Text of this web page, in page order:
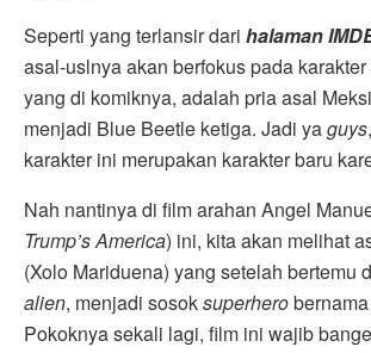
Seperti yang terlansir dari halaman
asal-uslnya akan berfokus pada
yang di komiknya, adalah pria asal
menjadi Blue Beetle ketiga. Jadi yaguys
karakter ini merupakan karakter baru
Nah nantinya di film arahan Angel
Trump’s America) ini, kita akan melihat
(Xolo Mariduena) yang setelah bertemu
alien, menjadi sosoksuperhero
Pokoknya sekali lagi, film ini wajib